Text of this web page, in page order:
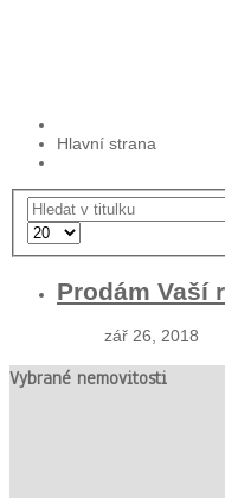
Hlavní strana
Prodám Vaší
zář 26, 2018
Vybrané nemovitosti